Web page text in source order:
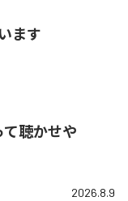
ます
て聴かせや
2026.8.9